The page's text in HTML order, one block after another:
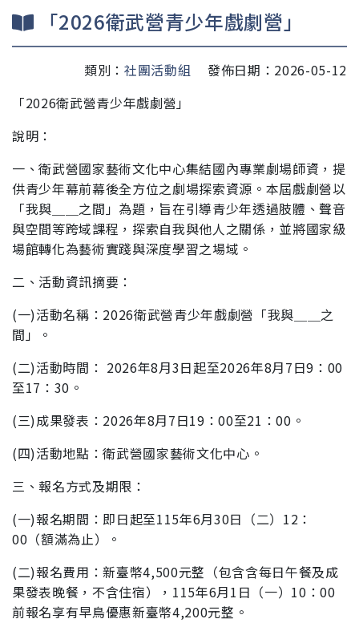
「2026衛武營青少年戲劇營」
類別： 社團活動組
發佈日期：2026-05-12
「2026衛武營青少年戲劇營」
說明：
一、衛武營國家藝術文化中心集結國內專業劇場師資，提
供青少年幕前幕後全方位之劇場探索資源。本屆戲劇營以
「我與＿＿之間」為題，旨在引導青少年透過肢體、聲音
與空間等跨域課程，探索自我與他人之關係，並將國家級
場館轉化為藝術實踐與深度學習之場域。
二、活動資訊摘要：
(一)活動名稱：2026衛武營青少年戲劇營「我與＿＿之
間」。
(二)活動時間： 2026年8月3日起至2026年8月7日9：00
至17：30。
(三)成果發表：2026年8月7日19：00至21：00。
(四)活動地點：衛武營國家藝術文化中心。
三、報名方式及期限：
(一)報名期間：即日起至115年6月30日（二）12：
00（額滿為止）。
(二)報名費用：新臺幣4,500元整（包含含每日午餐及成
果發表晚餐，不含住宿），115年6月1日（一）10：00
前報名享有早鳥優惠新臺幣4,200元整。